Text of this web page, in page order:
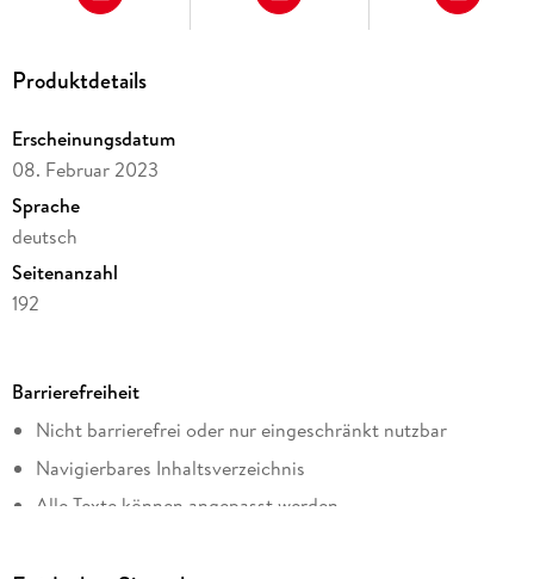
Produktdetails
Erscheinungsdatum
08. Februar 2023
Sprache
deutsch
Seitenanzahl
192
Autor/Autorin
Frank Meierewert
Verlag/Hersteller
Gmeiner Verlag eBooks
ohne Kopierschutz
Barrierefreiheit
Nicht barrierefrei oder nur eingeschränkt nutzbar
Navigierbares Inhaltsverzeichnis
Alle Texte können angepasst werden